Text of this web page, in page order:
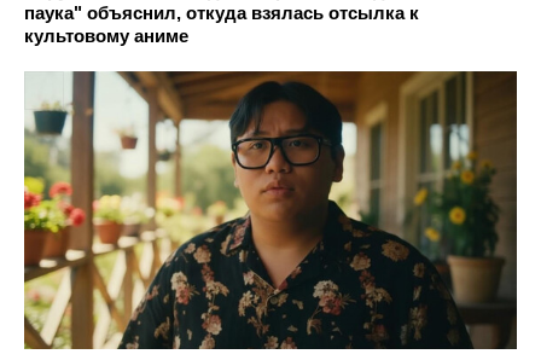
паука" объяснил, откуда взялась отсылка к
культовому аниме